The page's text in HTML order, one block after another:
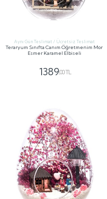
Aynı Gün Teslimat / Ücretsiz Teslimat
Teraryum Sınıfta Canım Öğretmenim Mor
Esmer Karamel Elbiseli
1389,00 TL